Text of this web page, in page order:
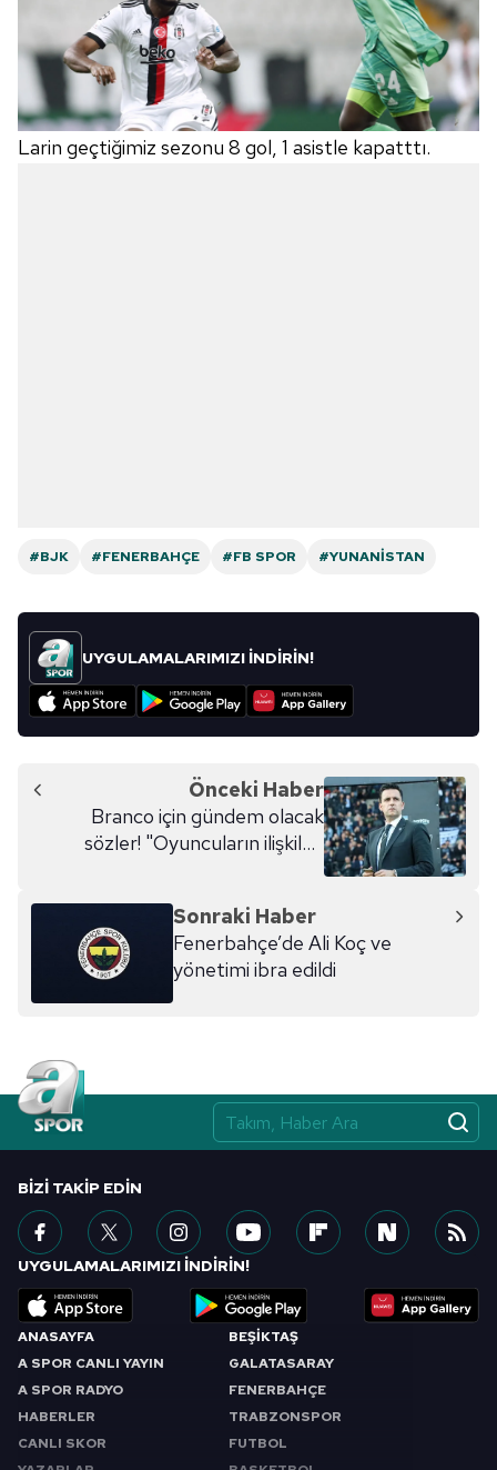
Larin geçtiğimiz sezonu 8 gol, 1 asistle kapatttı.
#BJK #FENERBAHÇE #FB SPOR #YUNANISTAN
UYGULAMALARIMIZI İNDİRİN!
Önceki Haber
Branco için gündem olacak
sözler! "Oyuncuların ilişkileri
Sonraki Haber
Fenerbahçe’de Ali Koç ve
yönetimi ibra edildi
ANASAYFA
A SPOR CANLI YAYIN
A SPOR RADYO
HABERLER
CANLI SKOR
BEŞİKTAŞ
GALATASARAY
FENERBAHÇE
TRABZONSPOR
FUTBOL
BIZI TAKIP EDIN
UYGULAMALARIMIZI İNDİRİN!